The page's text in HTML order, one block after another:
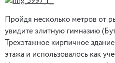
Пройдя несколько метров от
увидите элитную гимназию
Трехэтажное кирпичное
этажа и использовалось как